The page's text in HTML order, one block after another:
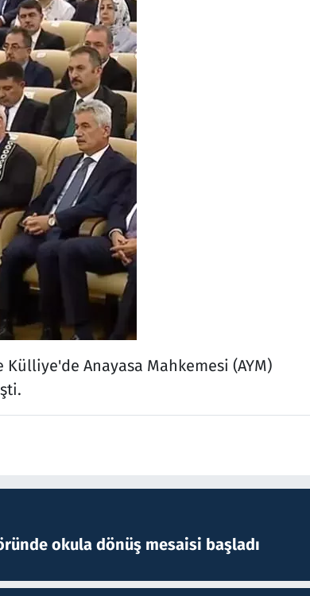
Külliye'de Anayasa Mahkemesi (AYM)
okula dönüş mesaisi başladı